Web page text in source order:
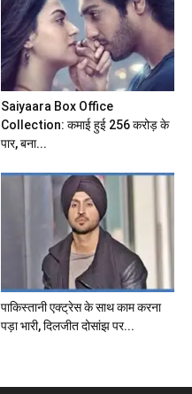
Saiyaara Box Office
Collection: कमाई हुई 256 करोड़ के
पार, बना...
पाकिस्तानी एक्ट्रेस के साथ काम करना
पड़ा भारी, दिलजीत दोसांझ पर...